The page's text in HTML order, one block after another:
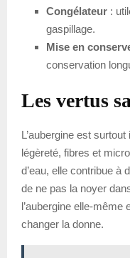
Congélateur :
gaspillage.
Mise en
conservation
Les vertus
L’aubergine est
légèreté, fibres et
d’eau, elle contribue à
de ne pas la noyer
l’aubergine elle-
changer la donne.